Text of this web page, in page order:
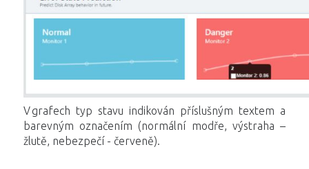
V grafech typ stavu indikován příslušným textem a
barevným označením (normální modře, výstraha –
žlutě, nebezpečí - červeně).